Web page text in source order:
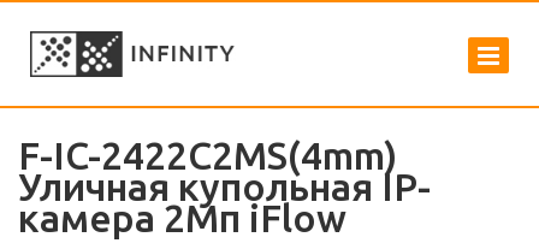
F-IC-2422C2MS(4mm)
Уличная купольная IP-
камера 2Мп iFlow